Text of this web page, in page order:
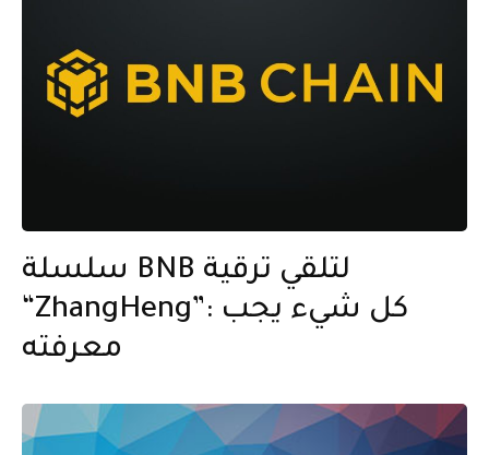
سلسلة BNB لتلقي ترقية
“ZhangHeng”: كل شيء يجب
معرفته